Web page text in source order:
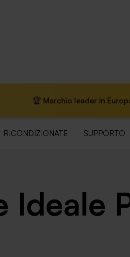
leader in Europa · 📦
RICONDIZIONATE SUPPORTO
Ideale